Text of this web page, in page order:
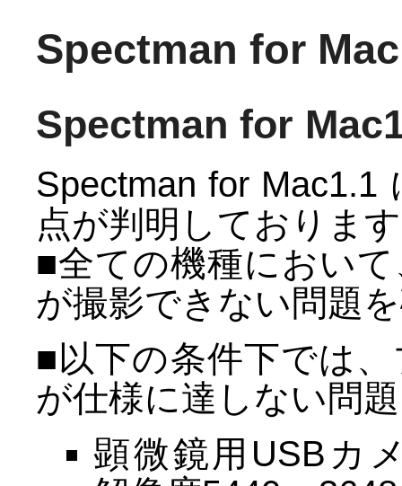
Spectman for
Spectman for
Spectman for
点が判明しておりま
■全ての機種におい
が撮影できない問題
■以下の条件下では
が仕様に達しない問
顕微鏡用USBカ